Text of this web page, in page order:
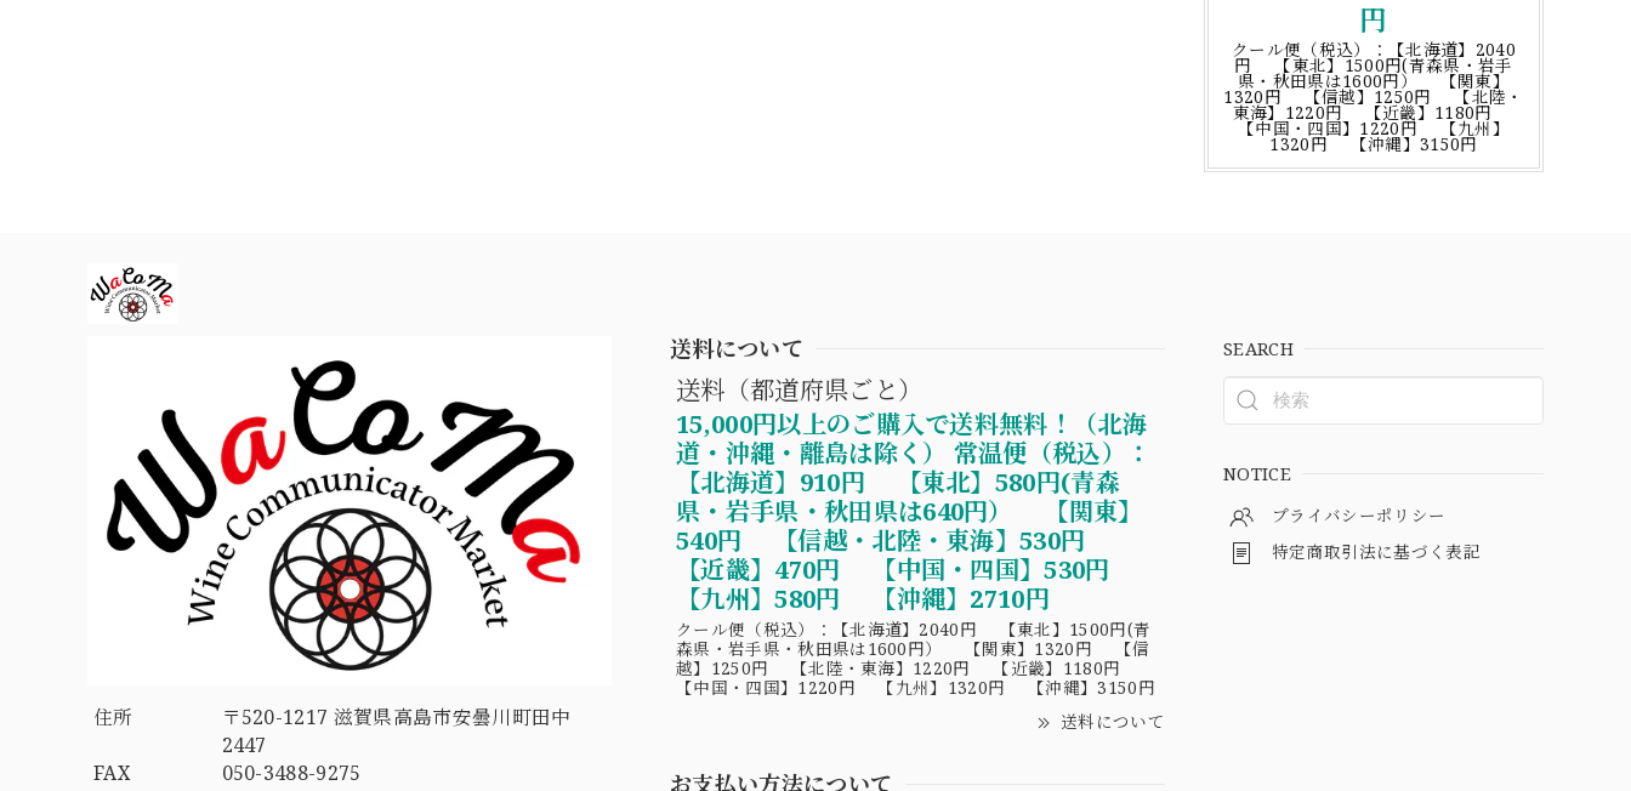
円
クール便（税込）：【北海道】2040
円 【東北】1500円(青森県・岩手
県・秋田県は1600円） 【関東】
1320円 【信越】1250円 【北陸・
東海】1220円 【近畿】1180円
【中国・四国】1220円 【九州】
1320円 【沖縄】3150円
住所
〒520-1217 滋賀県高島市安曇川町田中
2447
FAX
050-3488-9275
送料について
送料（都道府県ごと）
15,000円以上のご購入で送料無料！（北海
道・沖縄・離島は除く） 常温便（税込）：
【北海道】910円 【東北】580円(青森
県・岩手県・秋田県は640円） 【関東】
540円 【信越・北陸・東海】530円
【近畿】470円 【中国・四国】530円
【九州】580円 【沖縄】2710円
クール便（税込）：【北海道】2040円 【東北】1500円(青
森県・岩手県・秋田県は1600円） 【関東】1320円 【信
越】1250円 【北陸・東海】1220円 【近畿】1180円
【中国・四国】1220円 【九州】1320円 【沖縄】3150円
送料について
お支払い方法について
SEARCH
NOTICE
プライバシーポリシー
特定商取引法に基づく表記